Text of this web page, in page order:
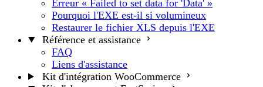
Erreur « Failed to set data for 'Data' »
Pourquoi l'EXE est-il si volumineux
Restaurer le fichier XLS depuis l'EXE
Référence et assistance
FAQ
Liens d'assistance
Kit d'intégration WooCommerce